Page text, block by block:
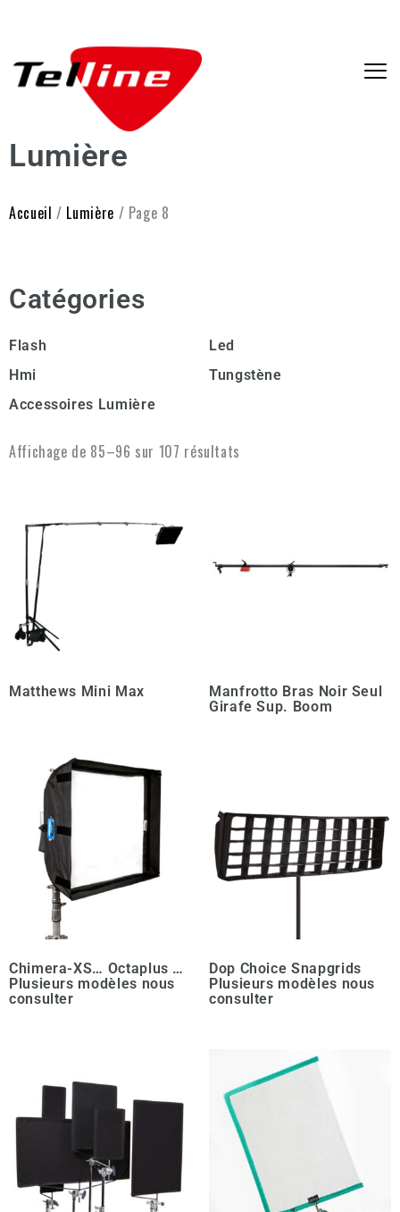
Lumière
Accueil / Lumière / Page 8
Catégories
Flash
Led
Hmi
Tungstène
Accessoires Lumière
Affichage de 85–96 sur 107 résultats
Matthews Mini Max
Manfrotto Bras Noir Seul
Girafe Sup. Boom
Chimera-XS… Octaplus …
Plusieurs modèles nous
consulter
Dop Choice Snapgrids
Plusieurs modèles nous
consulter